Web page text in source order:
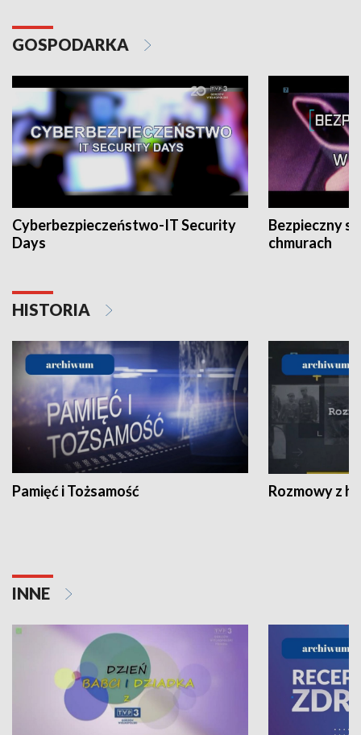
GOSPODARKA
Cyberbezpieczeństwo-IT Security
Days
Bezpieczny
chmurach
HISTORIA
Pamięć i Tożsamość Rozmowy z
INNE